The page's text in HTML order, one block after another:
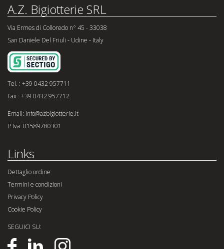
A.Z. Bigiotterie SRL
Via Ermes di Colloredo n° 45 - 33038
San Daniele Del Friuli - Udine - Italy
Tel. : +39 0432 957711
Fax : +39 0432 957712
Email: info@azbigiotterie.it
P.Iva: 01589780301
Links
Dettaglio ordine
Termini e condizioni
Privacy Policy
Cookie Policy
SEGUICI SU: